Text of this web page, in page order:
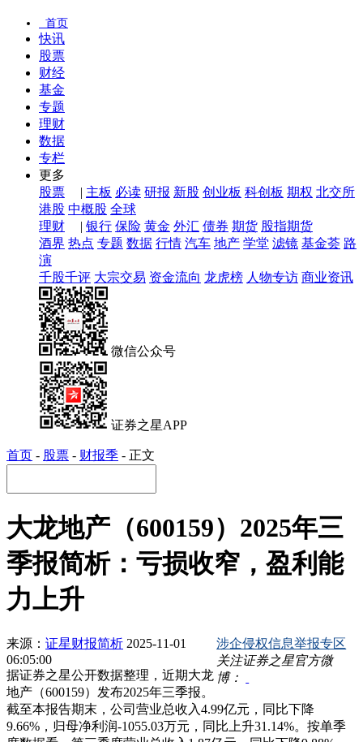
首页
快讯
股票
财经
基金
专题
理财
数据
专栏
更多
股票
| 主板 必读 研报 新股 创业板 科创板 期权 北交所
港股 中概股 全球
理财
| 银行 保险 黄金 外汇 债券 期货 股指期货
酒界 热点 专题 数据 行情 汽车 地产 学堂 滤镜 基金荟 路
演
千股千评 大宗交易 资金流向 龙虎榜 人物专访 商业资讯
微信公众号
证券之星APP
首页 - 股票 - 财报季 - 正文
大龙地产（600159）2025年三
季报简析：亏损收窄，盈利能
力上升
来源： 证星财报简析 2025-11-01
06:05:00
涉企侵权信息举报专区
关注证券之星官方微
博：
据证券之星公开数据整理，近期大龙
地产（600159）发布2025年三季报。
截至本报告期末，公司营业总收入4.99亿元，同比下降
9.66%，归母净利润-1055.03万元，同比上升31.14%。按单季